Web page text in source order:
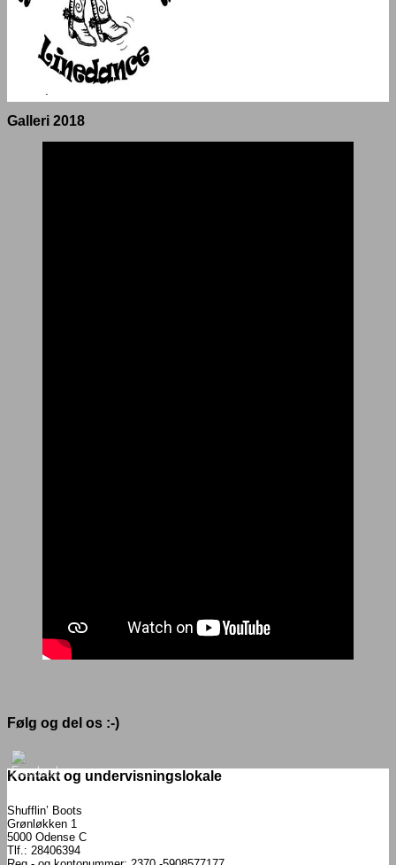
Galleri 2018
Følg og del os :-)
Kontakt og undervisningslokale
Shufflin’ Boots
Grønløkken 1
5000 Odense C
Tlf.: 28406394